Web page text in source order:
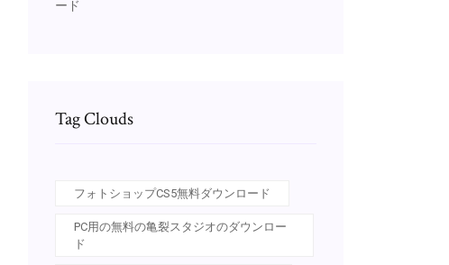
ード
Tag Clouds
フォトショップCS5無料ダウンロード
PC用の無料の亀裂スタジオのダウンロー
ド